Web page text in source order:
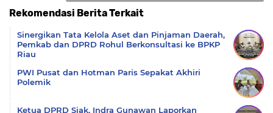
Rekomendasi Berita Terkait
Sinergikan Tata Kelola Aset dan Pinjaman Daerah,
Pemkab dan DPRD Rohul Berkonsultasi ke BPKP
Riau
PWI Pusat dan Hotman Paris Sepakat Akhiri
Polemik
Ketua DPRD Siak, Indra Gunawan Laporkan